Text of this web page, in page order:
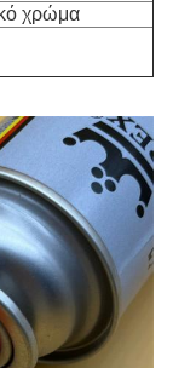
χρώμα